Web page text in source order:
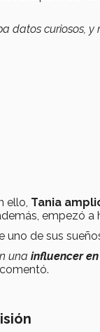
datos curiosos,
ello, Tania
empezó a
de sus
una influencer